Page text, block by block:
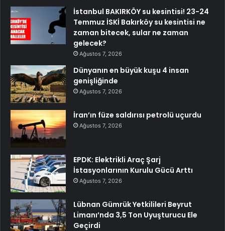
İstanbul BAKIRKÖY su kesintisi! 23-24
Temmuz İSKİ Bakırköy su kesintisi ne
zaman bitecek, sular ne zaman
gelecek?
Ağustos 7, 2026
Dünyanın en büyük kuşu 4 insan
genişliğinde
Ağustos 7, 2026
İran’ın füze saldırısı petrolü uçurdu
Ağustos 7, 2026
EPDK: Elektrikli Araç Şarj
İstasyonlarının Kurulu Gücü Arttı
Ağustos 7, 2026
Lübnan Gümrük Yetkilileri Beyrut
Limanı’nda 3,5 Ton Uyuşturucu Ele
Geçirdi